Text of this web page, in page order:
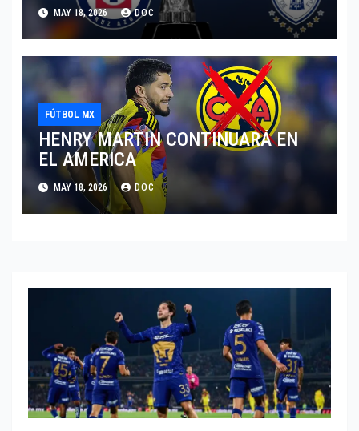
MAY 18, 2026 DOC
FÚTBOL MX
HENRY MARTIN CONTINUARÁ EN
EL AMERICA
MAY 18, 2026 DOC